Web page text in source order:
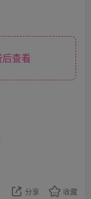
查看
分享 收藏